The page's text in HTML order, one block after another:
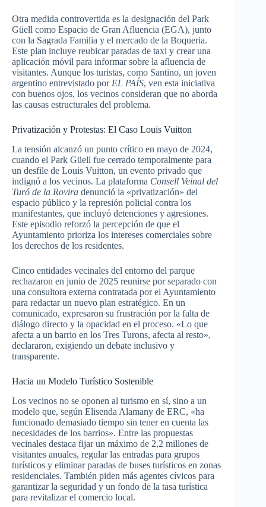
Otra medida controvertida es la designación del Park
Güell como Espacio de Gran Afluencia (EGA), junto
con la Sagrada Familia y el mercado de la Boqueria.
Este plan incluye reubicar paradas de taxi y crear una
aplicación móvil para informar sobre la afluencia de
visitantes. Aunque los turistas, como Santino, un joven
argentino entrevistado porEL PAÍS, ven esta iniciativa
con buenos ojos, los vecinos consideran que no aborda
las causas estructurales del problema.
Privatización y Protestas: El Caso Louis Vuitton
La tensión alcanzó un punto crítico en mayo de 2024,
cuando el Park Güell fue cerrado temporalmente para
un desfile de Louis Vuitton, un evento privado que
indignó a los vecinos. La plataforma Consell Veinal del
Turó de la Rovira denunció la «privatización» del
espacio público y la represión policial contra los
manifestantes, que incluyó detenciones y agresiones.
Este episodio reforzó la percepción de que el
Ayuntamiento prioriza los intereses comerciales sobre
los derechos de los residentes.
Cinco entidades vecinales del entorno del parque
rechazaron en junio de 2025 reunirse por separado con
una consultora externa contratada por el Ayuntamiento
para redactar un nuevo plan estratégico. En un
comunicado, expresaron su frustración por la falta de
diálogo directo y la opacidad en el proceso. «Lo que
afecta a un barrio en los Tres Turons, afecta al resto»,
declararon, exigiendo un debate inclusivo y
transparente.
Hacia un Modelo Turístico Sostenible
Los vecinos no se oponen al turismo en sí, sino a un
modelo que, según Elisenda Alamany de ERC, «ha
funcionado demasiado tiempo sin tener en cuenta las
necesidades de los barrios». Entre las propuestas
vecinales destaca fijar un máximo de 2,2 millones de
visitantes anuales, regular las entradas para grupos
turísticos y eliminar paradas de buses turísticos en zonas
residenciales. También piden más agentes cívicos para
garantizar la seguridad y un fondo de la tasa turística
para revitalizar el comercio local.